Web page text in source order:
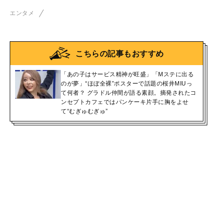
エンタメ
こちらの記事もおすすめ
「あの子はサービス精神が旺盛」「Mステに出る
のが夢」“ほぼ全裸”ポスターで話題の桜井MIUっ
て何者？ グラドル仲間が語る素顔。摘発されたコ
ンセプトカフェではパンケーキ片手に胸をよせ
て“むぎゅむぎゅ”